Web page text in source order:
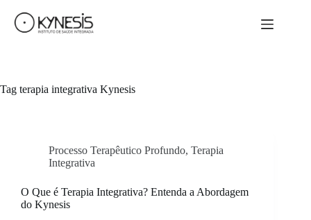
Tag terapia integrativa Kynesis
Processo Terapêutico Profundo, Terapia
Integrativa
O Que é Terapia Integrativa? Entenda a Abordagem
do Kynesis